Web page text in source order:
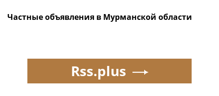
Частные объявления в Мурманской области
Rss.plus